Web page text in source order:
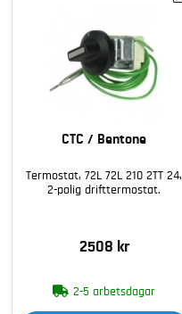
CTC / Bentone
Termostat, 72L 72L 210 2TT 24,
2-polig drifttermostat.
2508 kr
2-5 arbetsdagar